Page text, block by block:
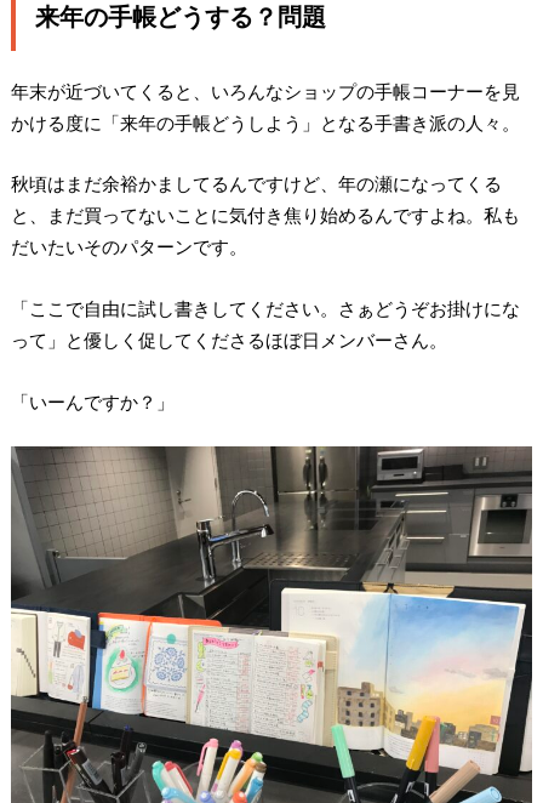
来年の手帳どうする？問題
年末が近づいてくると、いろんなショップの手帳コーナーを見
かける度に「来年の手帳どうしよう」となる手書き派の人々。
秋頃はまだ余裕かましてるんですけど、年の瀬になってくる
と、まだ買ってないことに気付き焦り始めるんですよね。私も
だいたいそのパターンです。
「ここで自由に試し書きしてください。さぁどうぞお掛けにな
って」と優しく促してくださるほぼ日メンバーさん。
「いーんですか？」